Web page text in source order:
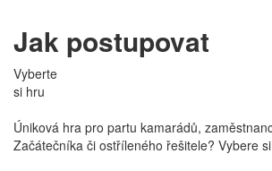
Jak postupovat
Vyberte
si hru
Úniková hra pro partu kamarádů,
Začátečníka či ostříleného řešitele? Vybere